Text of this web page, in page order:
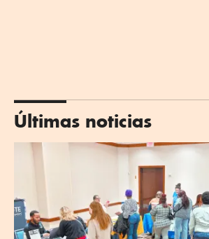
Últimas noticias